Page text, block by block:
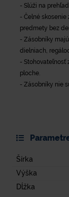
- Slúži na
- Čelné
predmety bez
- Zásobníky
dielniach,
- Stohovateľnosť
ploche.
- Zásobníky nie
Šírka
Výška
Dĺžka